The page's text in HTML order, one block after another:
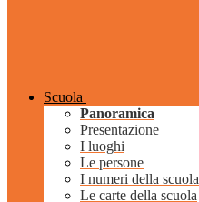
Scuola
Panoramica
Presentazione
I luoghi
Le persone
I numeri della scuola
Le carte della scuola